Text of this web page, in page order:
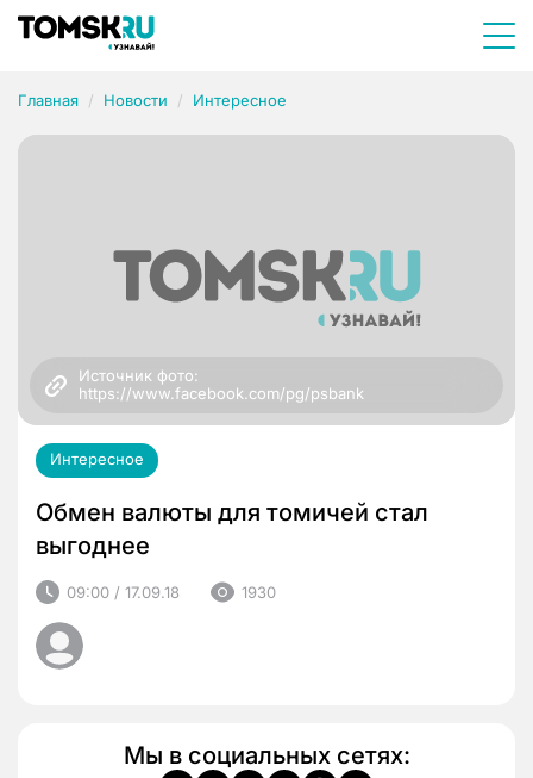
Главная Новости Интересное
Источник фото:
https://www.facebook.com/pg/psbank
Интересное
Обмен валюты для томичей стал
выгоднее
09:00 / 17.09.18 1930
Мы в социальных сетях: